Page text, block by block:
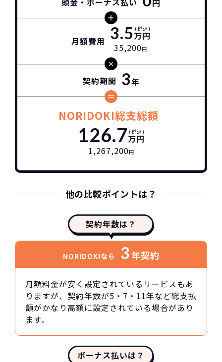
円
月額費用 3.5万円
(税込)
35,200円
契約期間 3年
NORIDOKI総支総額
126.7万円
(税込)
1,267,200円
他の比較ポイントは？
契約年数は？
NORIDOKIなら 3 年契約
月額料金が安く設定されているサービスもあ
りますが、契約年数が5・7・11年など総支払
額がかなり高額に設定されている場合があり
ます。
ボーナス払いは？